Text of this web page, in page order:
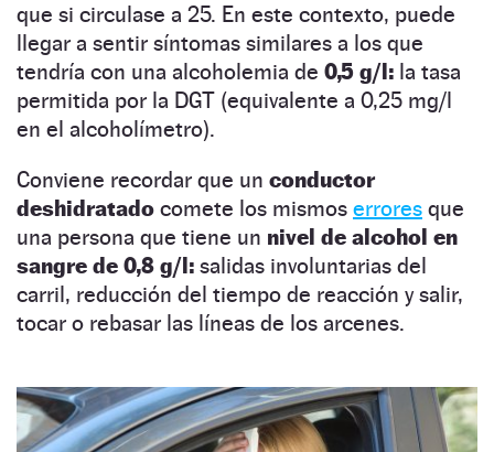
que si circulase a 25. En este contexto, puede
llegar a sentir síntomas similares a los que
tendría con una alcoholemia de 0,5 g/l: la tasa
permitida por la DGT (equivalente a 0,25 mg/l
en el alcoholímetro).
Conviene recordar que un conductor
deshidratado comete los mismos errores que
una persona que tiene un nivel de alcohol en
sangre de 0,8 g/l: salidas involuntarias del
carril, reducción del tiempo de reacción y salir,
tocar o rebasar las líneas de los arcenes.